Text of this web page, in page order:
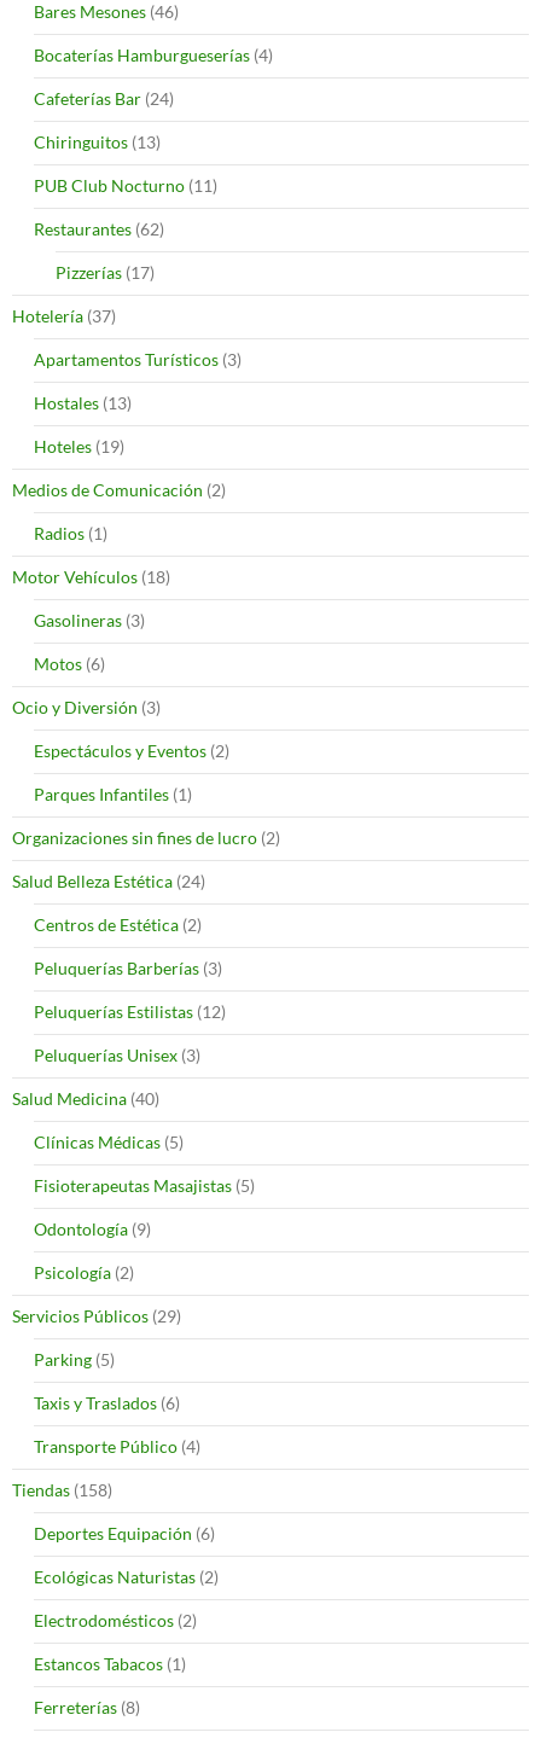
Bares Mesones (46)
Bocaterías Hamburgueserías (4)
Cafeterías Bar (24)
Chiringuitos (13)
PUB Club Nocturno (11)
Restaurantes (62)
Pizzerías (17)
Hotelería (37)
Apartamentos Turísticos (3)
Hostales (13)
Hoteles (19)
Medios de Comunicación (2)
Radios (1)
Motor Vehículos (18)
Gasolineras (3)
Motos (6)
Ocio y Diversión (3)
Espectáculos y Eventos (2)
Parques Infantiles (1)
Organizaciones sin fines de lucro (2)
Salud Belleza Estética (24)
Centros de Estética (2)
Peluquerías Barberías (3)
Peluquerías Estilistas (12)
Peluquerías Unisex (3)
Salud Medicina (40)
Clínicas Médicas (5)
Fisioterapeutas Masajistas (5)
Odontología (9)
Psicología (2)
Servicios Públicos (29)
Parking (5)
Taxis y Traslados (6)
Transporte Público (4)
Tiendas (158)
Deportes Equipación (6)
Ecológicas Naturistas (2)
Electrodomésticos (2)
Estancos Tabacos (1)
Ferreterías (8)